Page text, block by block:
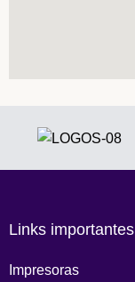
Links importantes
Impresoras